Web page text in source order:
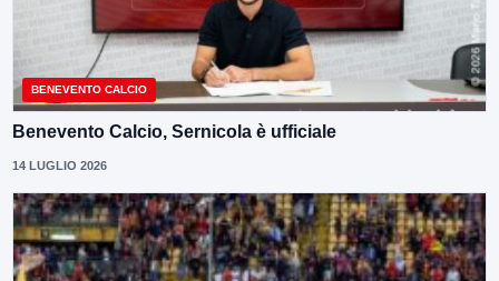
BENEVENTO CALCIO
Benevento Calcio, Sernicola è ufficiale
14 LUGLIO 2026